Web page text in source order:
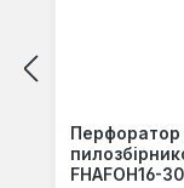
Перфоратор
FHAFOH16-